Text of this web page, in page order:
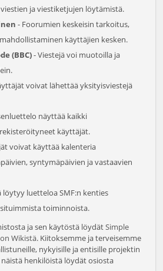
ja viestiketjujen löytämistä.
- Foorumien keskeisin tarkoitus,
käyttäjien kesken.
(BBC)- Viestejä voi muotoilla ja
voivat lähettää yksityisviestejä
näyttää kaikki
käyttäjät.
voivat käyttää kalenteria
syntymäpäivien ja vastaavien
löytyy luetteloa SMF:n kenties
toiminnoista.
ja sen käytöstä löydätSimple
Wikistä. Kiitoksemme ja terveisemme
nykyisille ja entisille projektin
henkilöistä löydät osiosta